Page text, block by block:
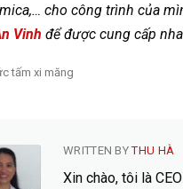
cho công trình của
Vinh để được cung cấp
tấm xi măng
WRITTEN BYTHU HÀ
Xin chào, tôi là